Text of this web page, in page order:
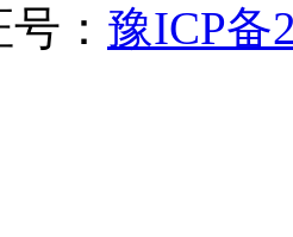
： 豫ICP备